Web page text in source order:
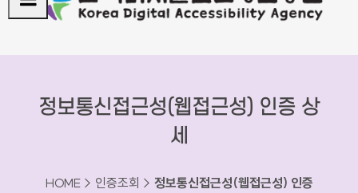
정보통신접근성(웹접근성) 인증 상
세
HOME > 인증조회 > 정보통신접근성(웹접근성) 인증